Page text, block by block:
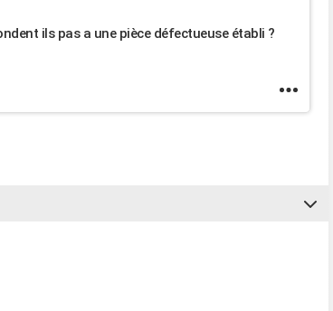
ils pas a une pièce défectueuse établi ?